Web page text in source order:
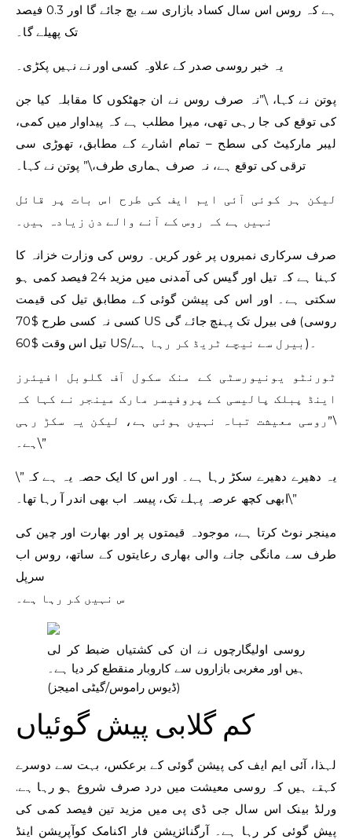
ہے کہ روس اس سال کساد بازاری سے بچ جائے گا اور 0.3 فیصد
تک پھیلے گا۔
یہ خبر روسی صدر کے علاوہ کسی اور نے نہیں پکڑی۔
پوتن نے کہا، \”نہ صرف روس نے ان جھٹکوں کا مقابلہ کیا جن
کی توقع کی جا رہی تھی، میرا مطلب ہے کہ پیداوار میں کمی،
لیبر مارکیٹ کی سطح – تمام اشارے کے مطابق، تھوڑی سی
ترقی کی توقع ہے، نہ صرف ہماری طرف،\” پوتن نے کہا۔
لیکن ہر کوئی آئی ایم ایف کی طرح اس بات پر قائل
نہیں ہے کہ روس کے آنے والے دن زیادہ ہیں۔
صرف سرکاری نمبروں پر غور کریں۔ روس کی وزارت خزانہ کا
کہنا ہے کہ تیل اور گیس کی آمدنی میں مزید 24 فیصد کمی ہو
سکتی ہے۔ اور اس کی پیشن گوئی کے مطابق تیل کی قیمت
کسی نہ کسی طرح $70 US فی بیرل تک پہنچ جائے گی (روسی
تیل اس وقت $60 US/بیرل سے نیچے ٹریڈ کر رہا ہے)۔
ٹورنٹو یونیورسٹی کے منک سکول آف گلوبل افیئرز
اینڈ پبلک پالیسی کے پروفیسر مارک مینجر نے کہا کہ
\”روسی معیشت تباہ نہیں ہوئی ہے، لیکن یہ سکڑ رہی
ہے۔\”
\”یہ دھیرے دھیرے سکڑ رہا ہے۔ اور اس کا ایک حصہ یہ ہے کہ
ابھی کچھ عرصہ پہلے تک، پیسہ اب بھی اندر آ رہا تھا۔\”
مینجر نوٹ کرتا ہے، موجودہ قیمتوں پر اور بھارت اور چین کی
طرف سے مانگی جانے والی بھاری رعایتوں کے ساتھ، روس اب
سرپل
س نہیں کر رہا ہے۔
روسی اولیگارچوں نے ان کی کشتیاں ضبط کر لی
ہیں اور مغربی بازاروں سے کاروبار منقطع کر دیا ہے۔
(ڈیوس راموس/گیٹی امیجز)
کم گلابی پیش گوئیاں
لہذا، آئی ایم ایف کی پیشن گوئی کے برعکس، بہت سے دوسرے
کہتے ہیں کہ روسی معیشت میں درد صرف شروع ہو رہا ہے.
ورلڈ بینک اس سال جی ڈی پی میں مزید تین فیصد کمی کی
پیش گوئی کر رہا ہے۔ آرگنائزیشن فار اکنامک کوآپریشن اینڈ